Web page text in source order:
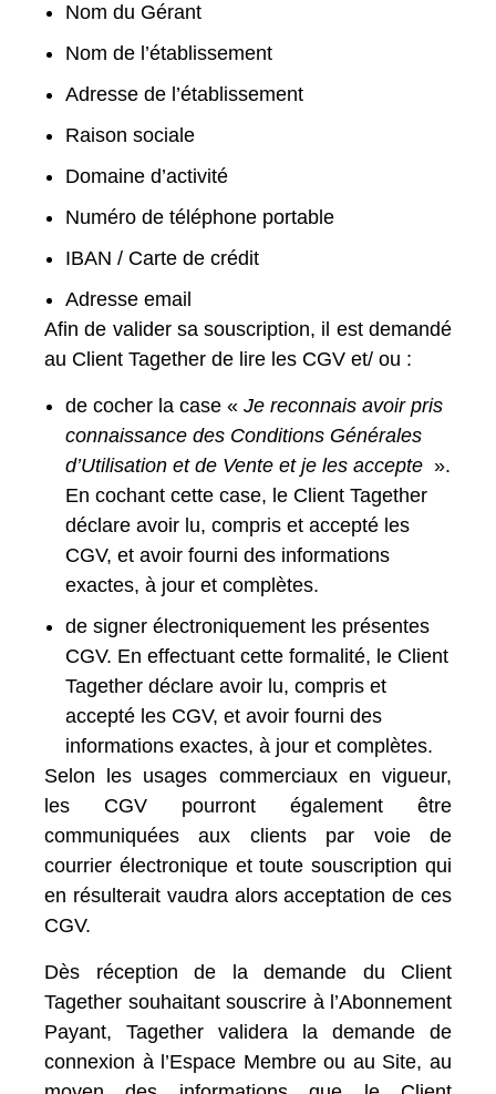
Nom du Gérant
Nom de l’établissement
Adresse de l’établissement
Raison sociale
Domaine d’activité
Numéro de téléphone portable
IBAN / Carte de crédit
Adresse email
Afin de valider sa souscription, il est demandé
au Client Tagether de lire les CGV et/ ou :
de cocher la case « Je reconnais avoir pris
connaissance des Conditions Générales
d’Utilisation et de Vente et je les accepte ».
En cochant cette case, le Client Tagether
déclare avoir lu, compris et accepté les
CGV, et avoir fourni des informations
exactes, à jour et complètes.
de signer électroniquement les présentes
CGV. En effectuant cette formalité, le Client
Tagether déclare avoir lu, compris et
accepté les CGV, et avoir fourni des
informations exactes, à jour et complètes.
Selon les usages commerciaux en vigueur,
les CGV pourront également être
communiquées aux clients par voie de
courrier électronique et toute souscription qui
en résulterait vaudra alors acceptation de ces
CGV.
Dès réception de la demande du Client
Tagether souhaitant souscrire à l’Abonnement
Payant, Tagether validera la demande de
connexion à l’Espace Membre ou au Site, au